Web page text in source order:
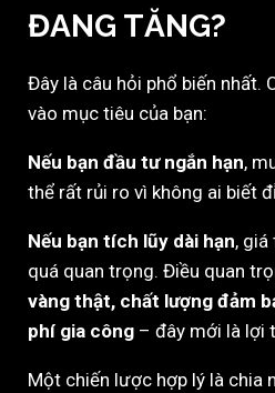
ĐANG TĂNG?
Đây là câu hỏi phổ biến nhất.
vào mục tiêu của bạn:
Nếu bạn đầu tư ngắn hạn,
thể rất rủi ro vì không ai biết
Nếu bạn tích lũy dài hạn, giá
quá quan trọng. Điều quan
vàng thật, chất lượng đảm
phí gia công – đây mới là lợi
Một chiến lược hợp lý là chia